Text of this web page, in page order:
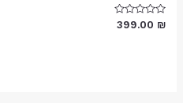
דורג399.00 ₪